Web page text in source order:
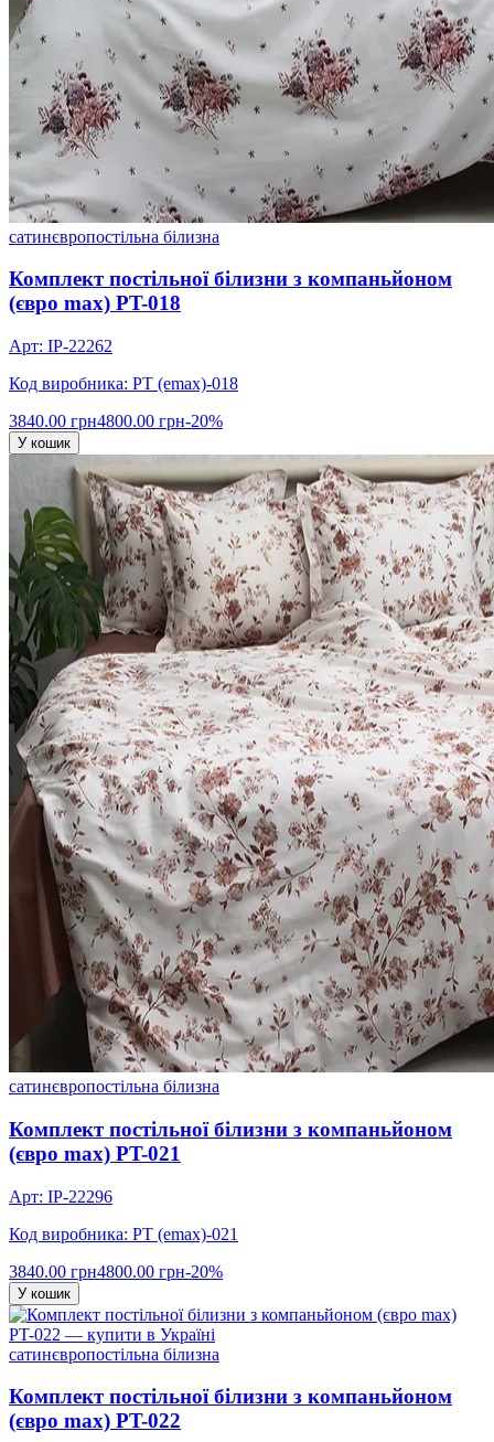
сатинєвропостільна білизна
Комплект постільної білизни з компаньйоном
(євро max) PT-018
Арт: IP-22262
Код виробника: PT (emax)-018
3840.00 грн4800.00 грн-20%
У кошик
сатинєвропостільна білизна
Комплект постільної білизни з компаньйоном
(євро max) PT-021
Арт: IP-22296
Код виробника: PT (emax)-021
3840.00 грн4800.00 грн-20%
У кошик
сатинєвропостільна білизна
Комплект постільної білизни з компаньйоном
(євро max) PT-022